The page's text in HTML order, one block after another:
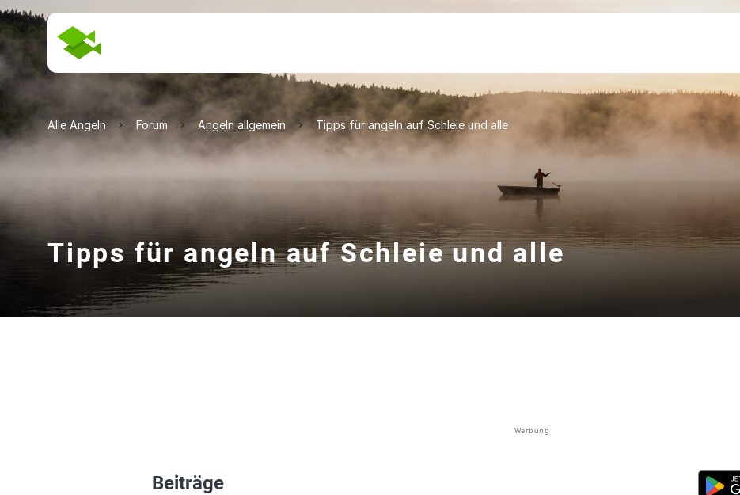
Alle Angeln Forum Angeln allgemein Tipps für angeln auf Schleie und alle
Tipps für angeln auf Schleie und alle
Werbung
Beiträge